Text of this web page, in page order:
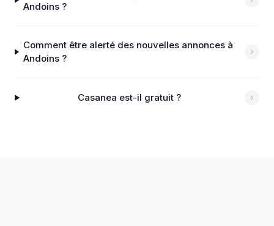
Andoins ?
Comment être alerté des nouvelles annonces à
Andoins ?
Casanea est-il gratuit ?